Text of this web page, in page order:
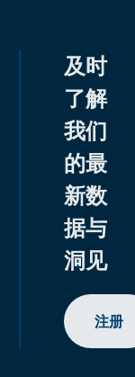
及时
了解
我们
的最
新数
据与
洞见
注册